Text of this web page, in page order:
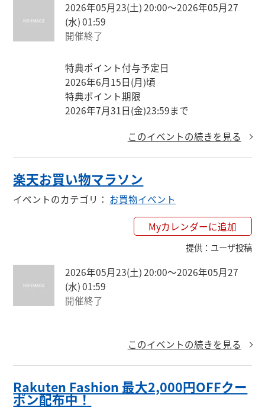
2026年05月23(土) 20:00〜2026年05月27
(水) 01:59
開催終了
特典ポイント付与予定日
2026年6月15日(月)頃
特典ポイント期限
2026年7月31日(金)23:59まで
このイベントの続きを見る
楽天お買い物マラソン
イベントのカテゴリ ： お買物イベント
Myカレンダーに追加
提供： ユーザ投稿
2026年05月23(土) 20:00〜2026年05月27
(水) 01:59
開催終了
このイベントの続きを見る
Rakuten Fashion 最大2,000円OFFクー
ポン配布中！